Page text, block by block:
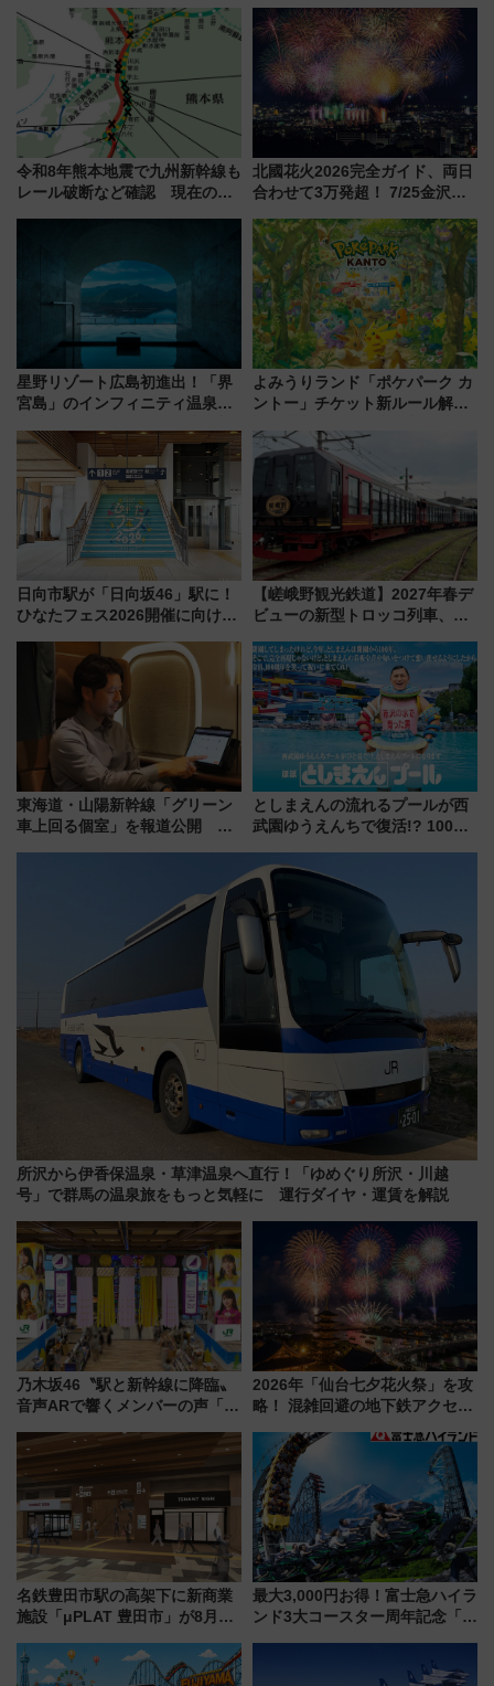
令和8年熊本地震で九州新幹線も
レール破断など確認 現在の運
北國花火2026完全ガイド、両日
合わせて3万発超！ 7/25金沢大
会の日程・アクセス・観覧席ま
とめ（石川県）
星野リゾート広島初進出！「界
宮島」のインフィニティ温泉と
宿泊料金・アクセスは？（2026
年7月23日開業）
よみうりランド「ポケパーク カ
ントー」チケット新ルール解
本人確認が11月スタート
日向市駅が「日向坂46」駅に！
ひなたフェス2026開催に向けJR
全力応援 夜行列車「ドリーム
おひさま号」も走る
【嵯峨野観光鉄道】2027年春デ
ビューの新型トロッコ列車、い
は2026年で引退
東海道・山陽新幹線「グリーン
車上回る個室」を報道公開 プ
としまえんの流れるプールが西
武園ゆうえんちで復活!? 100周
イダー」に注目 2026年夏は所
沢へ遊びに行こう
所沢から伊香保温泉・草津温泉へ直行！「ゆめぐり所沢・川越
号」で群馬の温泉旅をもっと気軽に 運行ダイヤ・運賃を解説
乃木坂46〝駅と新幹線に降臨〟
音声ARで響くメンバーの声「真
2026年「仙台七夕花火祭」を攻
略！ 混雑回避の地下鉄アクセス
火前に楽しむ仙台観光ルートま
で解説！
名鉄豊田市駅の高架下に新商業
施設「μPLAT 豊田市」が8月26
たな玄関口へ
最大3,000円お得！富士急ハイラ
ンド3大コースター周年記念「ト